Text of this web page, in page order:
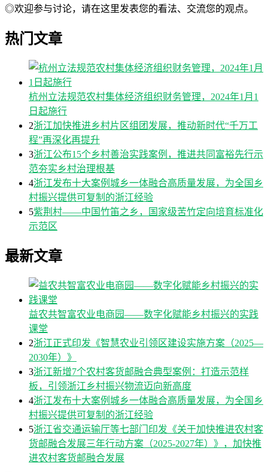
◎欢迎参与讨论，请在这里发表您的看法、交流您的观点。
热门文章
杭州立法规范农村集体经济组织财务管理，2024年1月1
日起施行
2浙江加快推进乡村片区组团发展，推动新时代“千万工
程”再深化再提升
3浙江公布15个乡村善治实践案例，推进共同富裕先行示
范夯实乡村治理根基
4浙江发布十大案例城乡一体融合高质量发展，为全国乡
村振兴提供可复制的浙江经验
5紫荆村——中国竹笛之乡，国家级苦竹定向培育标准化
示范区
最新文章
益农共智富农业电商园——数字化赋能乡村振兴的实践
课堂
2浙江正式印发《智慧农业引领区建设实施方案（2025—
2030年）》
3浙江新增7个农村客货邮融合典型案例：打造示范样
板，引领浙江乡村振兴物流迈向新高度
4浙江发布十大案例城乡一体融合高质量发展，为全国乡
村振兴提供可复制的浙江经验
5浙江省交通运输厅等七部门印发《关于加快推进农村客
货邮融合发展三年行动方案（2025-2027年）》，加快推
进农村客货邮融合发展